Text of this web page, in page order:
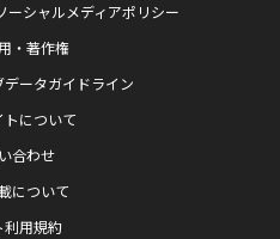
シャルメディアポリシー
・著作権
ータガイドライン
トについて
合わせ
について
利用規約